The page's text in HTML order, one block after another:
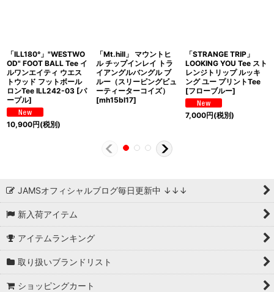
「ILL180°」"WESTWO
OD" FOOT BALL Tee イ
ルワンエイティ ウエス
トウッド フットボール
ロンTee ILL242-03 [パ
ープル]
10,900円(税別)
「Mt.hill」 マウントヒ
ル チップインレイ トラ
イアングルバングル ブ
ルー（スリーピングビュ
ーティーターコイズ）
[mh15bl17]
「STRANGE TRIP」
LOOKING YOU Tee スト
レンジトリップ ルッキ
ング ユー プリントTee
[フローブルー]
7,000円(税別)
JAMSオフィシャルブログ毎日更新中 ↓↓↓
新入荷アイテム
アイテムランキング
取り扱いブランドリスト
ショッピングカート